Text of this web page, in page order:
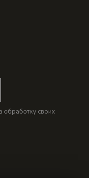
обработку своих